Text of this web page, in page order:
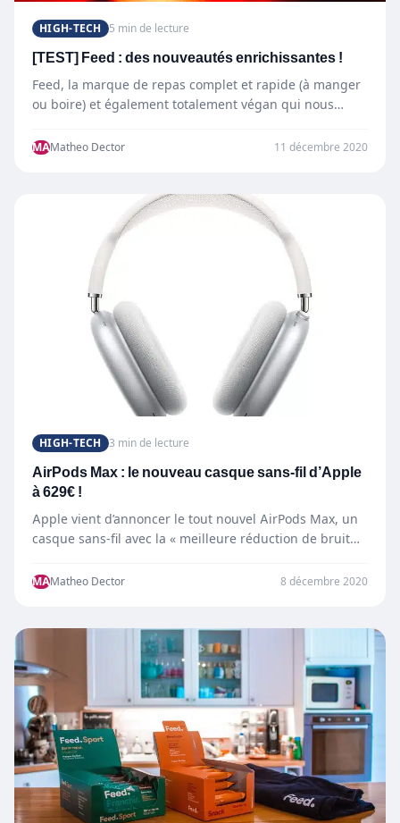
HIGH-TECH 5 min de lecture
[TEST] Feed : des nouveautés enrichissantes !
Feed, la marque de repas complet et rapide (à manger
ou boire) et également totalement végan qui nous…
MAMatheo Dector 11 décembre 2020
HIGH-TECH 3 min de lecture
AirPods Max : le nouveau casque sans-fil d’Apple
à 629€ !
Apple vient d’annoncer le tout nouvel AirPods Max, un
casque sans-fil avec la « meilleure réduction de bruit…
MAMatheo Dector 8 décembre 2020